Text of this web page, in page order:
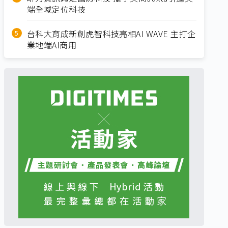
端全域定位科技
台科大育成新創虎智科技亮相AI WAVE 主打企
業地端AI商用